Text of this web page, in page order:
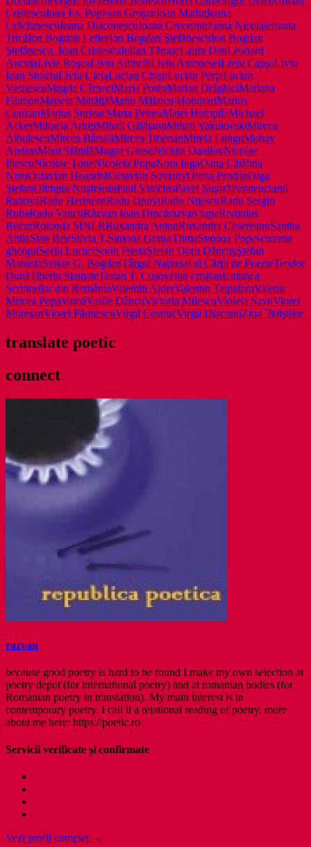
CristescuIoan Es. PopIoan GroşanIoan MatiuţIoana
CrăciunescuIoana DiaconescuIoana GreceanuIoana NicolaieIoana
TricăIon Bogdan LefterIon Bogdan ŞtefănescuIon Bogdan
Ştefănescu. Ioan CristescuIulian TănaseLaura DanLeonard
AncuţaLivia RoşcaLiviu AilincăiLiviu AntoneseiLiviu CapşaLiviu
Ioan StoiciuLiviu UleiaLucian ChişuLucian PerţaLucian
VasilescuMagda CârneciMaria PostuMarian DrăghiciMariana
FilimonMarieta MihăiţăMarin Mălaicu-HondrariMarius
ConkanMarius SurleacMarta PetreuMatei HutopilaMichael
AckerMihaela ArhipMihail GălăţanuMihail VakulovskiMircea
AlbulescuMircea BârsilăMircea TiberianMirela LunguMohay
AndrasMoni StănilăMugur GrosuNichita DanilovNicolae
IliescuNicolae ŢoneNicoleta PopaNora IugaOana Cătălina
NinuOctavian HoandrăOctavian SovianyOfelia ProdanOlga
ŞtefanOlimpiu NuşfeleanPaul ViniciusPavel ŞuşarăPenitenciarul
RahovaRadu HerineanRadu IanoviRadu NiţescuRadu Sergiu
RubaRadu VancuRăzvan Ioan Dincărazvan tupaRomulus
BucurRotonda MNLRRuxandra AntonRuxandra CesereanuSantha
AttilaSian BrieSilvia T.Simona Graţia DimaSimona Popescusorin
ghergutSorin LucaciSorin PredaŞtefan Doru DăncuşŞtefan
ManasiaStoian G. BogdanTârgul Naţional al Cărţii de PoezieTeodor
DunăTiberiu StamateTraian T. Coşoveiun cristianUniunea
Scriitorilor din RomâniaValentin AjderValentin TalpalaruValeriu
Mircea PopaVamăVasile DâncuVictoria MilescuVioleta SavuViorel
MureşanViorel PăunescuVirgil CostiucVirgil DiaconuZiua `80iştilor
translate poetic
connect
razvan
because good poetry is hard to be found I make my own selection at
poetry depot (for international poetry) and at romanian bodies (for
Romanian poetry in translation). My main interest is in
contemporary poetry. I call it a relational reading of poetry. more
about me here: https://poetic.ro
Servicii verificate și confirmate
Vezi profil complet →